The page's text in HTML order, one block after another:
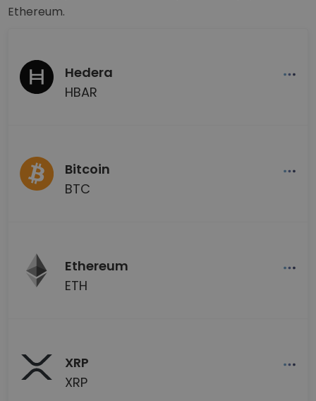
Ethereum.
Hedera
HBAR
Bitcoin
BTC
Ethereum
ETH
XRP
XRP